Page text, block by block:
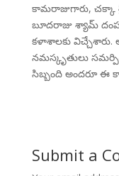
కామరాజుగారు, చక్కా
బూదరాజు శ్యామ్
కళాశాలకు విచ్చేశారు.
నమస్కృతులు
సిబ్బంది అందరూ ఈ
Submit a